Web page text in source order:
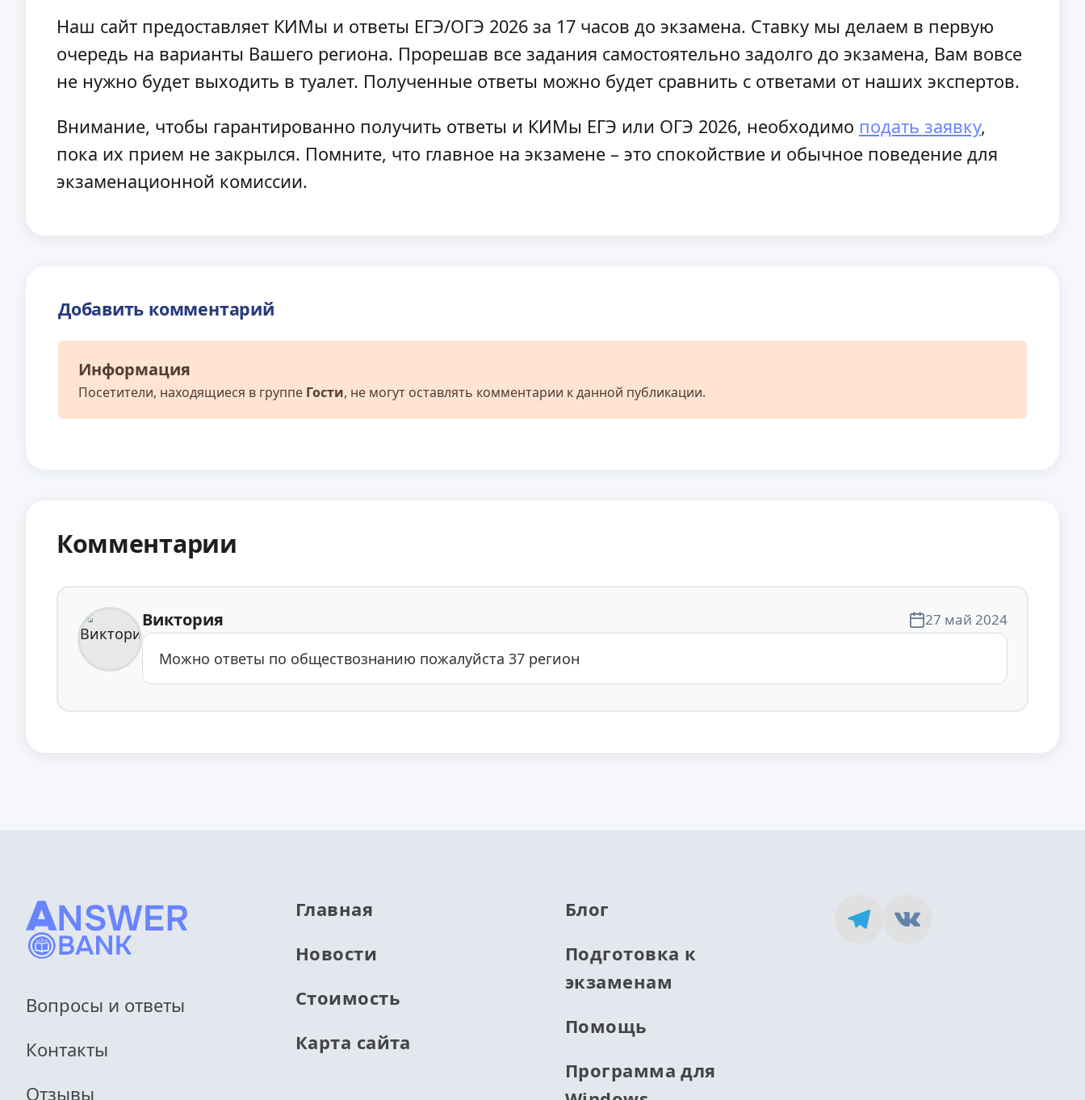
Наш сайт предоставляет КИМы и ответы ЕГЭ/ОГЭ 2026 за 17 часов до экзамена. Ставку мы делаем в первую
очередь на варианты Вашего региона. Прорешав все задания самостоятельно задолго до экзамена, Вам вовсе
не нужно будет выходить в туалет. Полученные ответы можно будет сравнить с ответами от наших экспертов.
Внимание, чтобы гарантированно получить ответы и КИМы ЕГЭ или ОГЭ 2026, необходимо подать заявку,
пока их прием не закрылся. Помните, что главное на экзамене – это спокойствие и обычное поведение для
экзаменационной комиссии.
Добавить комментарий
Информация
Посетители, находящиеся в группе Гости, не могут оставлять комментарии к данной публикации.
Комментарии
Виктория 27 май 2024
Можно ответы по обществознанию пожалуйста 37 регион
Вопросы и ответы
Контакты
Отзывы
Главная
Новости
Стоимость
Карта сайта
Блог
Подготовка к
экзаменам
Помощь
Программа для